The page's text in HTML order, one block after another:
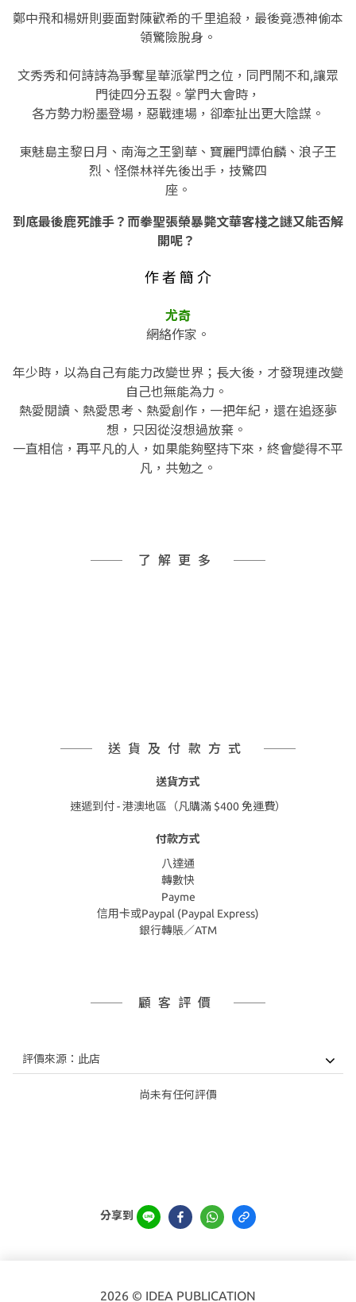
鄭中飛和楊妍則要面對陳歡希的千里追殺 ， 最後竟憑神偷本
領驚險脫身。
文秀秀和何詩詩為爭奪星華派掌門之位，同門鬧不和,讓眾
門徒四分五裂。掌門大會時 ，
各方勢力粉墨登場 ， 惡戰連場 ， 卻牽扯出更大陰謀。
東魅島主黎日月、南海之王劉華、寶麗門譚伯麟、浪子王
烈、怪傑林祥先後出手 ， 技驚四
座。
到底最後鹿死誰手？而拳聖張榮暴斃文華客棧之謎又能否解
開呢？
作 者 簡 介
尤奇
網絡作家。
年少時，以為自己有能力改變世界；長大後，才發現連改變
自己也無能為力。
熱愛閱讀、熱愛思考、熱愛創作，一把年紀，還在追逐夢
想，只因從沒想過放棄。
一直相信，再平凡的人，如果能夠堅持下來，終會變得不平
凡，共勉之。
了解更多
送貨及付款方式
送貨方式
速遞到付 - 港澳地區（凡購滿 $400 免運費）
付款方式
八達通
轉數快
Payme
信用卡或Paypal (Paypal Express)
銀行轉賬／ATM
顧客評價
尚未有任何評價
分享到
2026 © IDEA PUBLICATION